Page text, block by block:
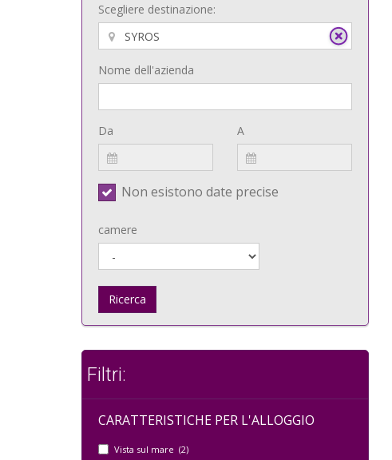
Scegliere destinazione:
Nome dell'azienda
Da A
Non esistono date precise
camere
Ricerca
Filtri:
CARATTERISTICHE PER L'ALLOGGIO
Vista sul mare (2)